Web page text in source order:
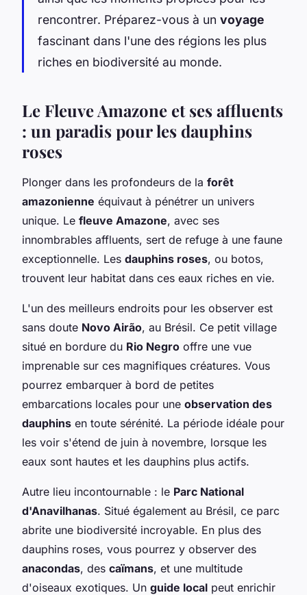
rencontrer. Préparez-vous à un voyage
fascinant dans l'une des régions les plus
riches en biodiversité au monde.
Le Fleuve Amazone et ses affluents
: un paradis pour les dauphins
roses
Plonger dans les profondeurs de la forêt
amazonienne équivaut à pénétrer un univers
unique. Le fleuve Amazone, avec ses
innombrables affluents, sert de refuge à une faune
exceptionnelle. Les dauphins roses, ou botos,
trouvent leur habitat dans ces eaux riches en vie.
L'un des meilleurs endroits pour les observer est
sans doute Novo Airão, au Brésil. Ce petit village
situé en bordure du Rio Negro offre une vue
imprenable sur ces magnifiques créatures. Vous
pourrez embarquer à bord de petites
embarcations locales pour une observation des
dauphins en toute sérénité. La période idéale pour
les voir s'étend de juin à novembre, lorsque les
eaux sont hautes et les dauphins plus actifs.
Autre lieu incontournable : le Parc National
d'Anavilhanas. Situé également au Brésil, ce parc
abrite une biodiversité incroyable. En plus des
dauphins roses, vous pourrez y observer des
anacondas, des caïmans, et une multitude
d'oiseaux exotiques. Un guide local peut enrichir